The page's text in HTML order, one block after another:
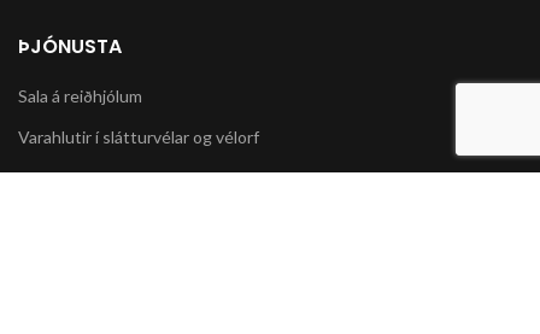
ÞJÓNUSTA
Sala á reiðhjólum
Varahlutir í slátturvélar og vélorf
Sala á snjókeðjum